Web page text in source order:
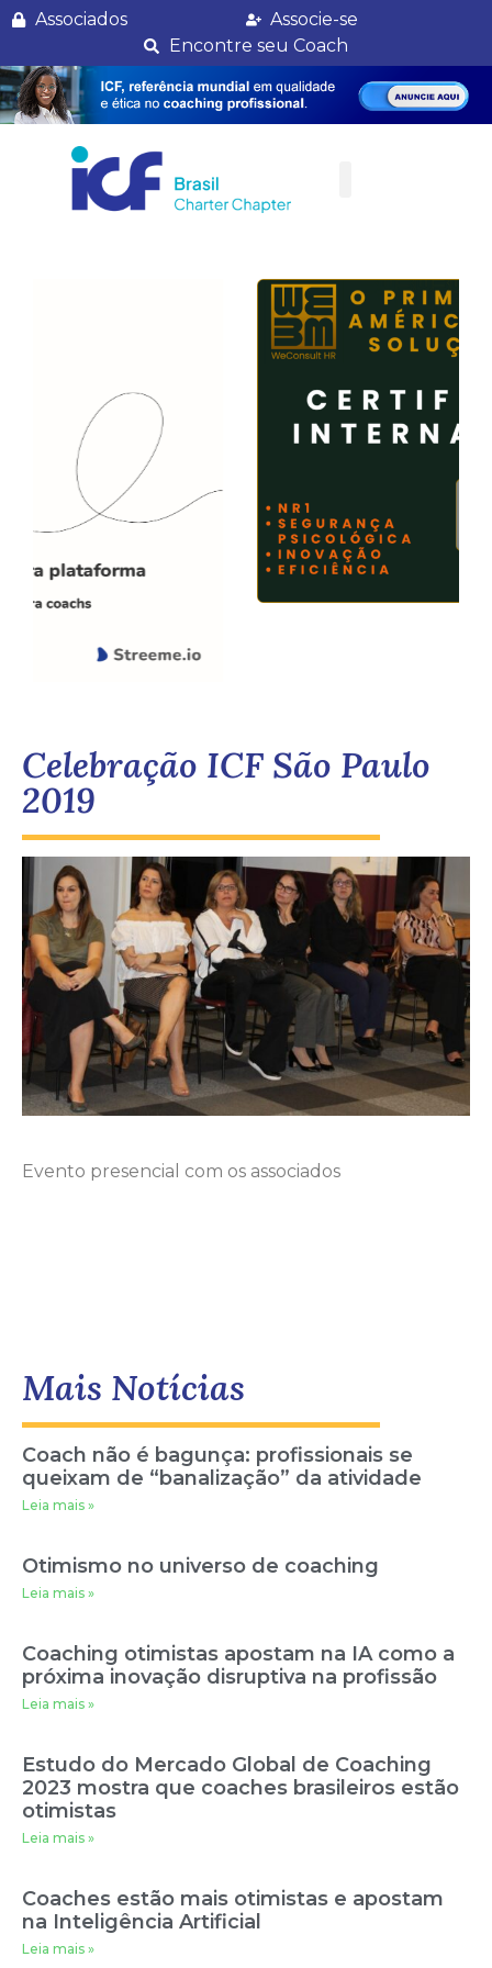
Associados
Associe-se
Encontre seu Coach
Celebração ICF São Paulo
2019
Evento presencial com os associados
Mais Notícias
Coach não é bagunça: profissionais se
queixam de “banalização” da atividade
Leia mais »
Otimismo no universo de coaching
Leia mais »
Coaching otimistas apostam na IA como a
próxima inovação disruptiva na profissão
Leia mais »
Estudo do Mercado Global de Coaching
2023 mostra que coaches brasileiros estão
otimistas
Leia mais »
Coaches estão mais otimistas e apostam
na Inteligência Artificial
Leia mais »